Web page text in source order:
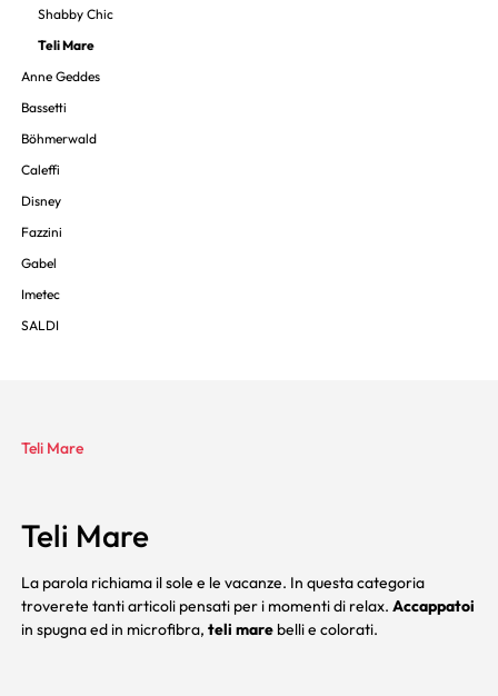
Shabby Chic
Teli Mare
Anne Geddes
Bassetti
Böhmerwald
Caleffi
Disney
Fazzini
Gabel
Imetec
SALDI
Teli Mare
Teli Mare
La parola richiama il sole e le vacanze. In questa categoria
troverete tanti articoli pensati per i momenti di relax. Accappatoi
in spugna ed in microfibra, teli mare belli e colorati.